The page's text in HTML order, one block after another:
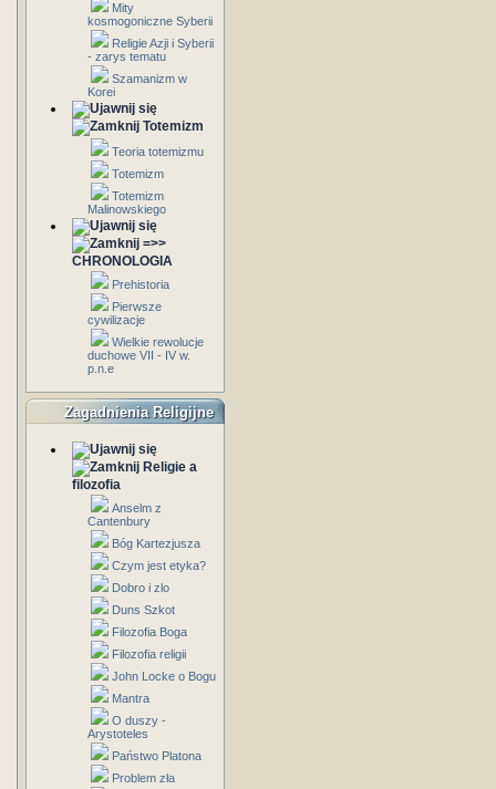
Mity
kosmogoniczne Syberii
Religie Azji i Syberii
- zarys tematu
Szamanizm w
Korei
Totemizm
Teoria totemizmu
Totemizm
Totemizm
Malinowskiego
=>>
CHRONOLOGIA
Prehistoria
Pierwsze
cywilizacje
Wielkie rewolucje
duchowe VII - IV w.
p.n.e
Zagadnienia Religijne
Religie a
filozofia
Anselm z
Cantenbury
Bóg Kartezjusza
Czym jest etyka?
Dobro i zlo
Duns Szkot
Filozofia Boga
Filozofia religii
John Locke o Bogu
Mantra
O duszy -
Arystoteles
Państwo Platona
Problem zła